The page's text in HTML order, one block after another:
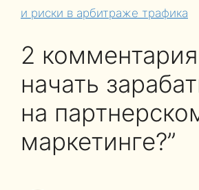
и риски в арбитраже трафика
2 комментария
начать
на
маркетинге?”